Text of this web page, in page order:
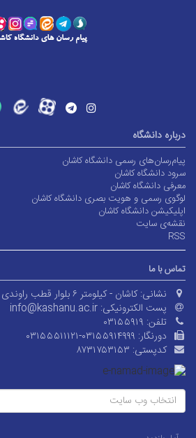
درباره دانشگاه
پیام‌رسان‌های رسمی دانشگاه کاشان
سرود دانشگاه کاشان
معرفی دانشگاه کاشان
لوگوی رسمی و هویت بصری دانشگاه کاشان
اپلیکیشن دانشگاه کاشان
نقشه‌ی سایت
RSS
تماس با ما
نشانی: کاشان - کیلومتر ۶ بلوار قطب راوندی
پست الکترونیکی: info@kashanu.ac.ir
تلفن: ۰۳۱۵۵۹۱۹
دورنگار: ۰۳۱۵۵۵۱۱۱۲۱-۰۳۱۵۵۹۱۴۹۹۹
کدپستی: ۸۷۳۱۷۵۳۱۵۳
انتخاب وب سایت